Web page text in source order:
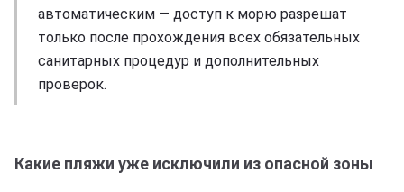
автоматическим — доступ к морю разрешат
только после прохождения всех обязательных
санитарных процедур и дополнительных
проверок.
Какие пляжи уже исключили из опасной зоны